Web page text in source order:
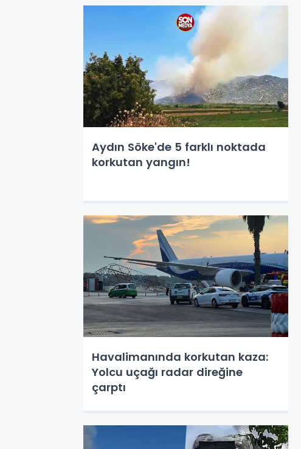
Aydın Söke'de 5 farklı noktada
korkutan yangın!
Havalimanında korkutan kaza:
Yolcu uçağı radar direğine
çarptı